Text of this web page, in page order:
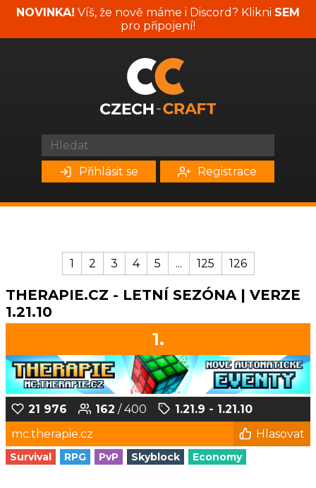
NOVINKA! Víš, že nově máme i Discord? Klikni SEM
pro připojení!
Přihlásit se Registrace
1 2 3 4 5 ... 125 126
THERAPIE.CZ - LETNÍ SEZÓNA | VERZE
1.21.10
1.
21 976 162 / 400
1.21.9 - 1.21.10
mc.therapie.cz
Hlasovat
Survival RPG PvP Skyblock Economy